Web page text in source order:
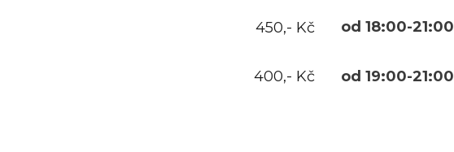
450,- Kč
400,- Kč
od 18:00-21:00
od 19:00-21:00